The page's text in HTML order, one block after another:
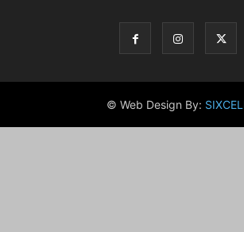
© Web Design By: